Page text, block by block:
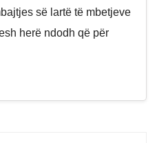
së lartë të mbetjeve
herë ndodh që për